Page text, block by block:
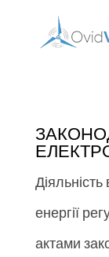
енергії
актами